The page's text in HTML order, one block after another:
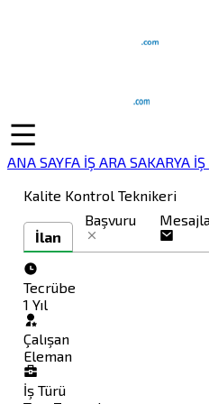
ANA SAYFA İŞ ARA SAKARYA
Kalite Kontrol Teknikeri
İlan
Başvuru
Tecrübe
1 Yıl
Çalışan
Eleman
İş Türü